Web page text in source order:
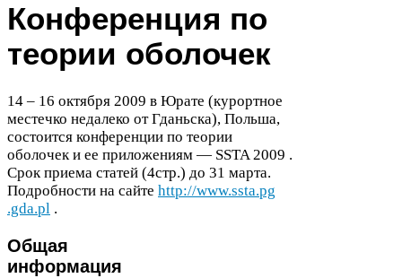
Конференция по
теории оболочек
14 – 16 октября 2009 в Юрате (курортное
местечко недалеко от Гданьска), Польша,
состоится конференции по теории
оболочек и ее приложениям — SSTA 2009 .
Срок приема статей (4стр.) до 31 марта.
Подробности на сайте http://​www​.ssta​.pg​
.gda​.pl .
Общая
информация